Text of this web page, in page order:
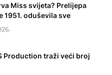
Miss svijeta? Prelijepa
1951. oduševila sve
Production traži veći broj